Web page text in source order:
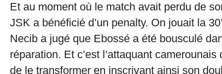
Et au moment où le match avait perdu de
JSK a bénéficié d’un penalty. On jouait la
Necib a jugé que Ebossé a été bousculé
réparation. Et c’est l’attaquant camerounais
de le transformer en inscrivant ainsi son